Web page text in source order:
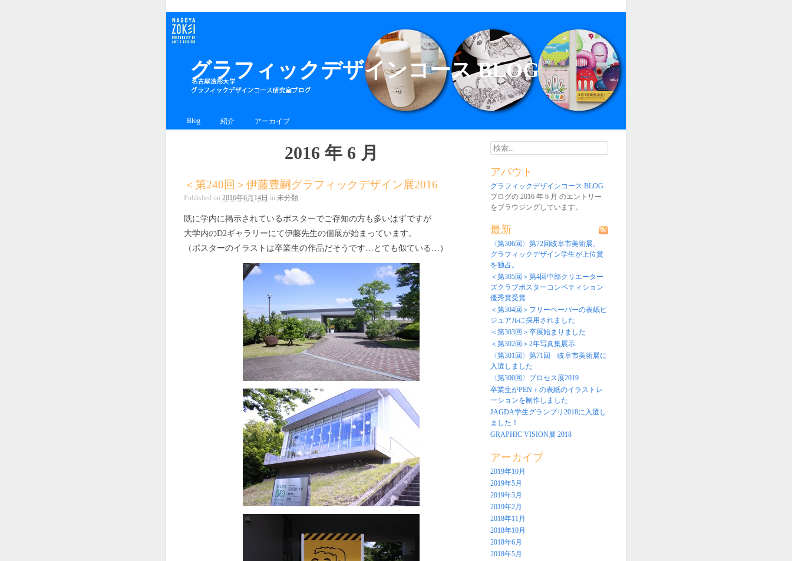
グラフィックデザインコース BLOG
Blog 紹介 アーカイブ
2016 年 6 月
＜第240回＞伊藤豊嗣グラフィックデザイン展2016
Published on 2016年6月14日 in 未分類
既に学内に掲示されているポスターでご存知の方も多いはずですが
大学内のD2ギャラリーにて伊藤先生の個展が始まっています。
（ポスターのイラストは卒業生の作品だそうです…とても似ている…）
検索...
アバウト
グラフィックデザインコース BLOG
ブログの 2016 年 6 月 のエントリー
をブラウジングしています。
最新
〈第306回〉第72回岐阜市美術展、
グラフィックデザイン学生が上位賞
を独占。
＜第305回＞第4回中部クリエーター
ズクラブポスターコンペティション
優秀賞受賞
＜第304回＞フリーペーパーの表紙ビ
ジュアルに採用されました
＜第303回＞卒展始まりました
＜第302回＞2年写真集展示
〈第301回〉第71回 岐阜市美術展に
入選しました
〈第300回〉プロセス展2019
卒業生がPEN＋の表紙のイラストレ
ーションを制作しました
JAGDA学生グランプリ2018に入選し
ました！
GRAPHIC VISION展 2018
アーカイブ
2019年10月
2019年5月
2019年3月
2019年2月
2018年11月
2018年10月
2018年6月
2018年5月